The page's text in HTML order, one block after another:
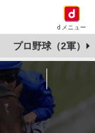
dメニュー
プロ野球（2軍）